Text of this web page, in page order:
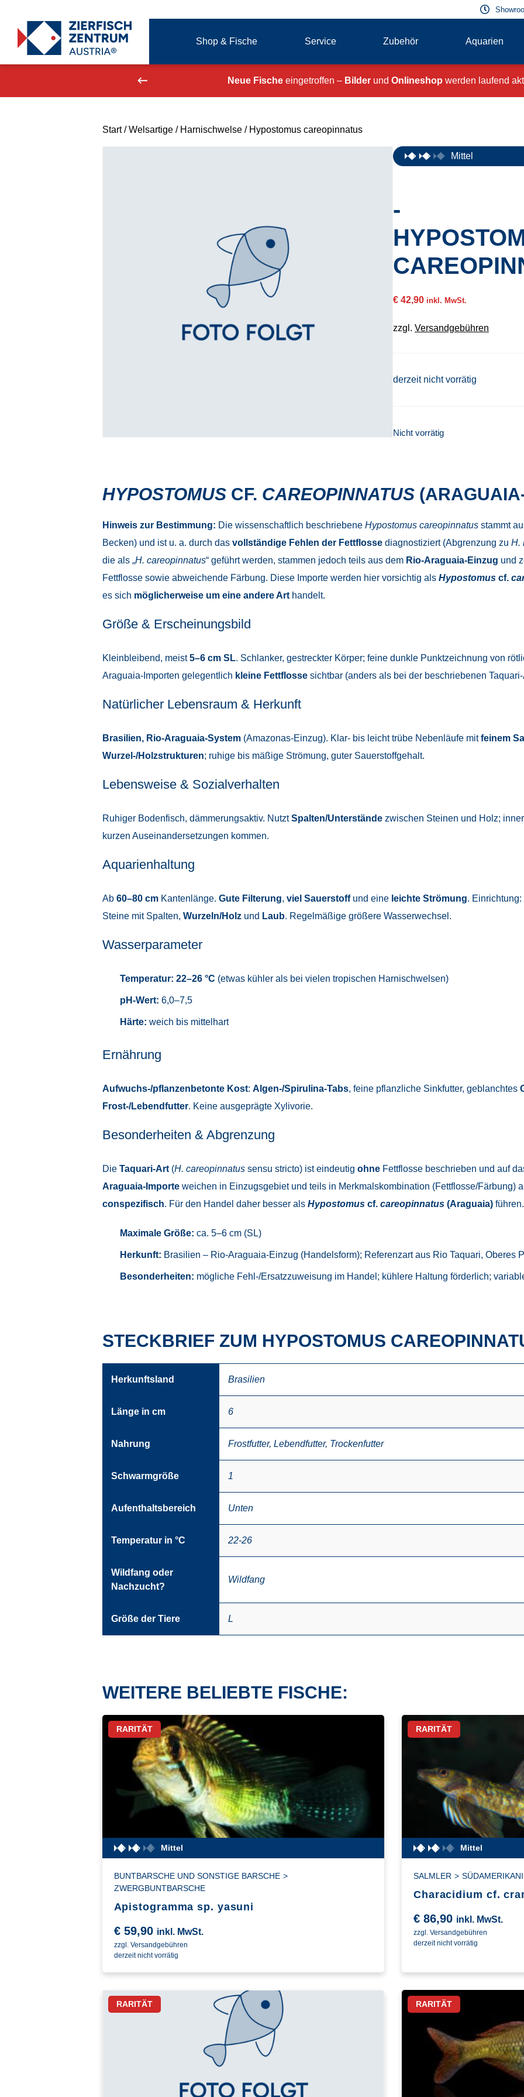
Zierfisch Aquarium Austria Shop & Fische Service Zubehör Aquarien
Neue Fischeeingetroffen – Bilderund Onlineshop werden laufend
Start/Welsartige/ Harnischwelse/ Hypostomus careopinnatus
Mittel
-
€ 42,90 inkl. MwSt.
zzgl. Versandgebühren
derzeit nicht vorrätig
Nicht vorrätig
HYPOSTOMUSCF. CAREOPINNATUS
Hinweis zur Bestimmung: Die wissenschaftlich beschriebene Hypostomus careopinnatusstammt
Becken) und ist u. a. durch das vollständige Fehlen der Fettflossediagnostiziert (Abgrenzung zu H.
die als „H. careopinnatus“ geführt werden, stammen jedoch teils aus dem Rio-Araguaia-Einzug und
Fettflosse sowie abweichende Färbung. Diese Importe werden hier vorsichtig als Hypostomuscf.
es sich möglicherweise um eine andere Arthandelt.
Größe & Erscheinungsbild
Kleinbleibend, meist5–6 cm SL. Schlanker, gestreckter Körper; feine dunkle Punktzeichnung von
Araguaia-Importen gelegentlich kleine Fettflossesichtbar (anders als bei der beschriebenen Taquari-
Natürlicher Lebensraum & Herkunft
Brasilien, Rio-Araguaia-System(Amazonas-Einzug). Klar- bis leicht trübe Nebenläufe mitfeinem
Wurzel-/Holzstrukturen; ruhige bis mäßige Strömung, guter Sauerstoffgehalt.
Lebensweise & Sozialverhalten
Ruhiger Bodenfisch, dämmerungsaktiv. NutztSpalten/Unterständezwischen Steinen und Holz;
kurzen Auseinandersetzungen kommen.
Aquarienhaltung
Ab 60–80 cmKantenlänge. Gute Filterung, viel Sauerstoffund eine leichte Strömung.
Steine mit Spalten, Wurzeln/Holzund Laub. Regelmäßige größere Wasserwechsel.
Wasserparameter
Temperatur: 22–26 °C (etwas kühler als bei vielen tropischen Harnischwelsen)
pH-Wert: 6,0–7,5
Härte: weich bis mittelhart
Ernährung
Aufwuchs-/pflanzenbetonte Kost: Algen-/Spirulina-Tabs, feine pflanzliche Sinkfutter, geblanchtes
Frost-/Lebendfutter. Keine ausgeprägte Xylivorie.
Besonderheiten & Abgrenzung
Die Taquari-Art(H. careopinnatussensu stricto) ist eindeutig ohneFettflosse beschrieben und auf
Araguaia-Importeweichen in Einzugsgebiet und teils in Merkmalskombination (Fettflosse/
conspezifisch. Für den Handel daher besser als Hypostomuscf. careopinnatus(Araguaia)führen.
Maximale Größe: ca. 5–6 cm (SL)
Herkunft: Brasilien – Rio-Araguaia-Einzug (Handelsform); Referenzart aus Rio Taquari, Oberes
Besonderheiten: mögliche Fehl-/Ersatzzuweisung im Handel; kühlere Haltung förderlich;
STECKBRIEF ZUM HYPOSTOMUS
Herkunftsland Brasilien
Länge in cm 6
Nahrung Frostfutter, Lebendfutter, Trockenfutter
Schwarmgröße 1
Aufenthaltsbereich Unten
Temperatur in °C 22-26
Wildfang oder
Nachzucht?
Wildfang
Größe der Tiere L
WEITERE BELIEBTE FISCHE:
RARITÄT
Mittel
BUNTBARSCHE UND SONSTIGE BARSCHE >
ZWERGBUNTBARSCHE
Apistogramma sp. yasuni
€59,90 inkl. MwSt.
zzgl. Versandgebühren
derzeit nicht vorrätig
RARITÄT
Mittel
SALMLER >
Characidium cf.
€86,90 inkl. MwSt.
zzgl. Versandgebühren
derzeit nicht vorrätig
RARITÄT RARITÄT